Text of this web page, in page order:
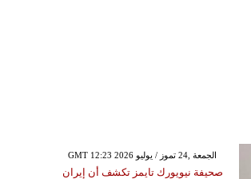
GMT 12:23 2026 الجمعة ,24 تموز / يوليو
صحيفة نيويورك تايمز تكشف أن إيران